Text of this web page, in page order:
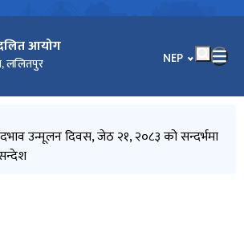
दलित आयोग
ललितपुर भाषा चयन गर्नुहोस्
NEP
२०६४ को दफा ५ को उपदफा (३) को
महिनादेखि २०८३ असार मसान्तसम्म)
उन्मूलन दिवस, जेठ २१, २०८३ को सन्दर्भमा
दिगो विकासको आधार
घटनाबारे आयोगको ध्यानाकर्षण)
लागि आवेदन फाराम भर्ने सम्बन्धी विश्‍वविद्यालय